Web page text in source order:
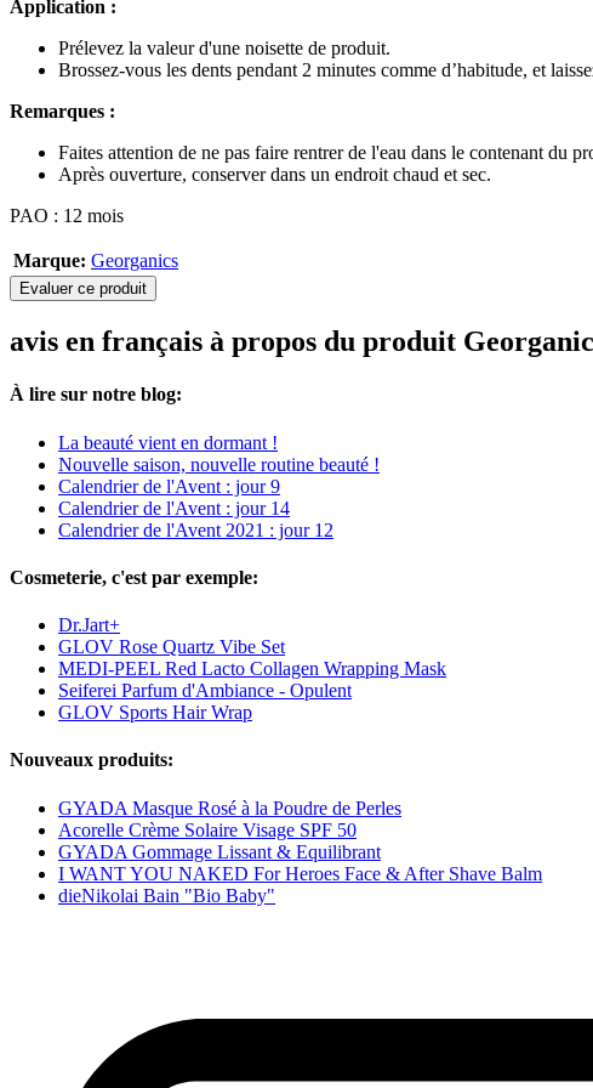
Application :
Prélevez la valeur d'une noisette de produit.
Brossez-vous les dents pendant 2 minutes comme d’habitude, et
Remarques :
Faites attention de ne pas faire rentrer de l'eau dans le contenant du
Après ouverture, conserver dans un endroit chaud et sec.
PAO : 12 mois
Marque: Georganics
Evaluer ce produit
avis en français à propos du produit
À lire sur notre blog:
La beauté vient en dormant !
Nouvelle saison, nouvelle routine beauté !
Calendrier de l'Avent : jour 9
Calendrier de l'Avent : jour 14
Calendrier de l'Avent 2021 : jour 12
Cosmeterie, c'est par exemple:
Dr.Jart+
GLOV Rose Quartz Vibe Set
MEDI-PEEL Red Lacto Collagen Wrapping Mask
Seiferei Parfum d'Ambiance - Opulent
GLOV Sports Hair Wrap
Nouveaux produits:
GYADA Masque Rosé à la Poudre de Perles
Acorelle Crème Solaire Visage SPF 50
GYADA Gommage Lissant & Equilibrant
I WANT YOU NAKED For Heroes Face & After Shave Balm
dieNikolai Bain "Bio Baby"